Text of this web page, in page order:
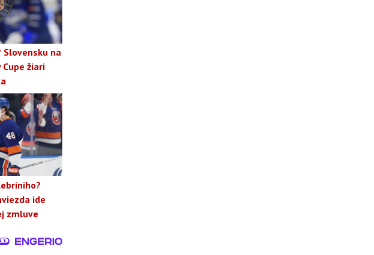
na
žiari
ide
zmluve